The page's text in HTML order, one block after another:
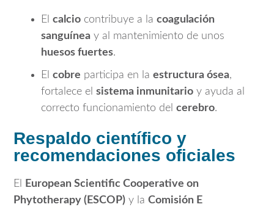
El calcio contribuye a la coagulación
sanguínea y al mantenimiento de unos
huesos fuertes.
El cobre participa en la estructura ósea,
fortalece el sistema inmunitario y ayuda al
correcto funcionamiento del cerebro.
Respaldo científico y
recomendaciones oficiales
El
European Scientific Cooperative on
Phytotherapy (ESCOP) y la Comisión E